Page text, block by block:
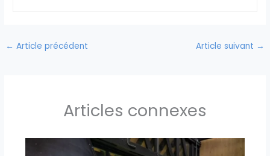
← Article précédent Article suivant →
Articles connexes